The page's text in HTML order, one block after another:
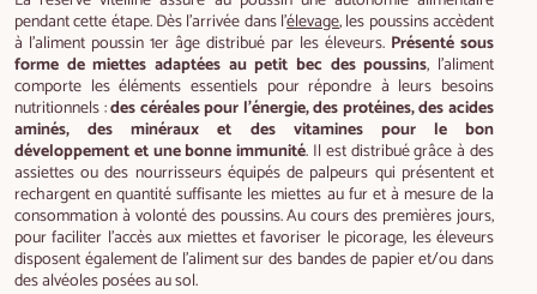
pendant cette étape. Dès l’arrivée dans l’élevage, les poussins accèdent
à l’aliment poussin 1er âge distribué par les éleveurs. Présenté sous
forme de miettes adaptées au petit bec des poussins, l’aliment
comporte les éléments essentiels pour répondre à leurs besoins
nutritionnels :des céréales pour l’énergie, des protéines, des acides
aminés, des minéraux et des vitamines pour le bon
développement et une bonne immunité. Il est distribué grâce à des
assiettes ou des nourrisseurs équipés de palpeurs qui présentent et
rechargent en quantité suffisante les miettes au fur et à mesure de la
consommation à volonté des poussins. Au cours des premières jours,
pour faciliter l’accès aux miettes et favoriser le picorage, les éleveurs
disposent également de l’aliment sur des bandes de papier et/ou dans
des alvéoles posées au sol.